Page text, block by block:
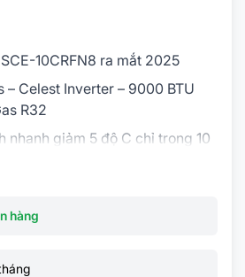
10CRFN8 ra mắt 2025
– Celest Inverter – 9000 BTU
R32
nhanh giảm 5 độ C chỉ trong 10
theo người dùng
hàng